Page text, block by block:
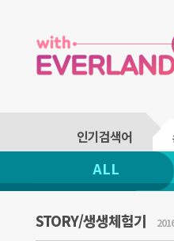
ALL
STORY/생생체험기